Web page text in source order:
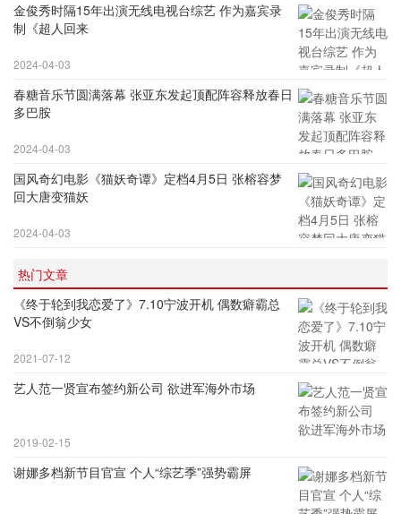
金俊秀时隔15年出演无线电视台综艺 作为嘉宾录
制《超人回来
2024-04-03
春糖音乐节圆满落幕 张亚东发起顶配阵容释放春日
多巴胺
2024-04-03
国风奇幻电影《猫妖奇谭》定档4月5日 张榕容梦
回大唐变猫妖
2024-04-03
热门文章
《终于轮到我恋爱了》7.10宁波开机 偶数癖霸总
VS不倒翁少女
2021-07-12
艺人范一贤宣布签约新公司 欲进军海外市场
2019-02-15
谢娜多档新节目官宣 个人“综艺季”强势霸屏